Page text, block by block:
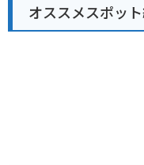
村は
自然
光ス
オススメスポッ